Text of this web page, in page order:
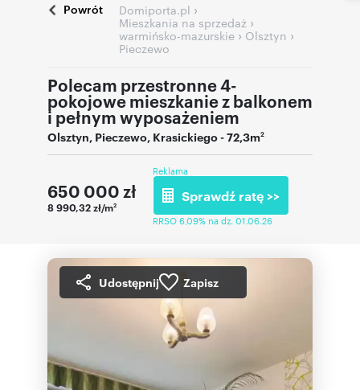
Powrót Domiporta.pl ›
Mieszkania na sprzedaż ›
warmińsko-mazurskie › Olsztyn ›
Pieczewo
Polecam przestronne 4-
pokojowe mieszkanie z balkonem
i pełnym wyposażeniem
Olsztyn, Pieczewo, Krasickiego- 72,3m2
650 000 zł
8 990,32 zł/m2
Reklama
Sprawdź ratę >>
RRSO 6,09% na dz. 01.06.26
Udostępnij Zapisz